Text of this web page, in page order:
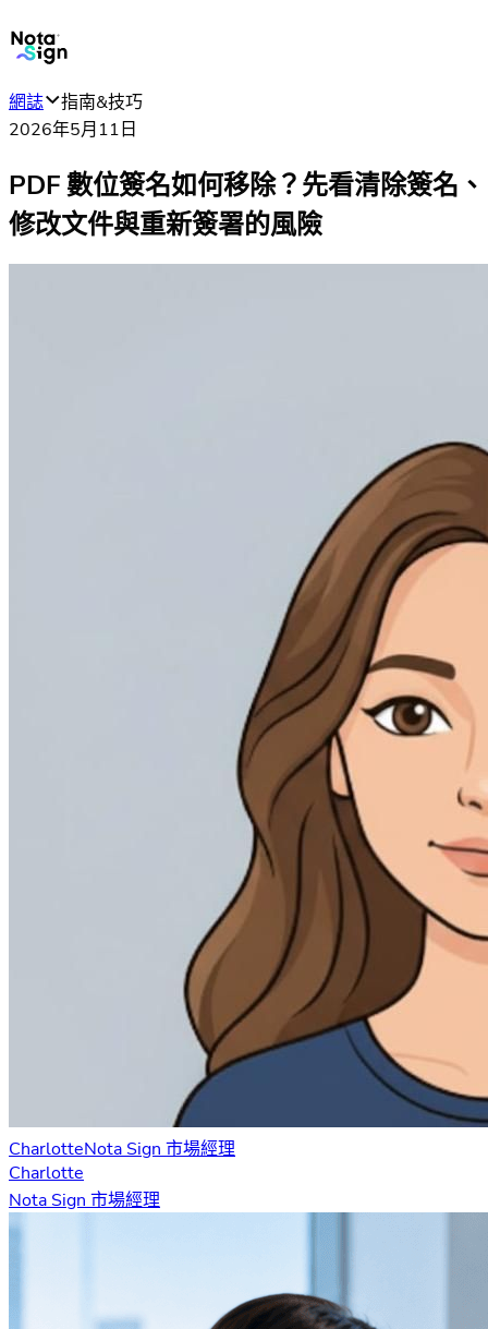
網誌
指南&技巧
2026年5月11日
PDF 數位簽名如何移除？先看清除簽名、
修改文件與重新簽署的風險
CharlotteNota Sign 市場經理
Charlotte
Nota Sign 市場經理